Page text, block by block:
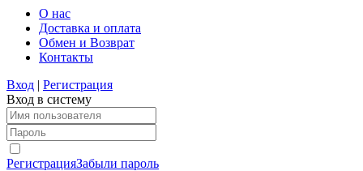
О нас
Доставка и оплата
Обмен и Возврат
Контакты
Вход | Регистрация
Вход в систему
РегистрацияЗабыли пароль